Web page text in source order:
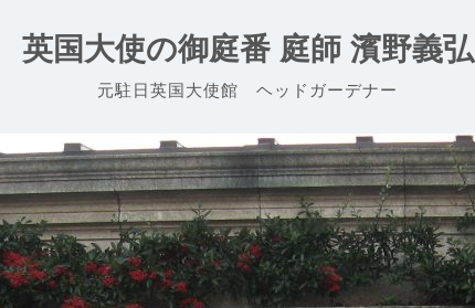
英国大使の御庭番 庭師 濱野義弘
元駐日英国大使館 ヘッドガーデナー